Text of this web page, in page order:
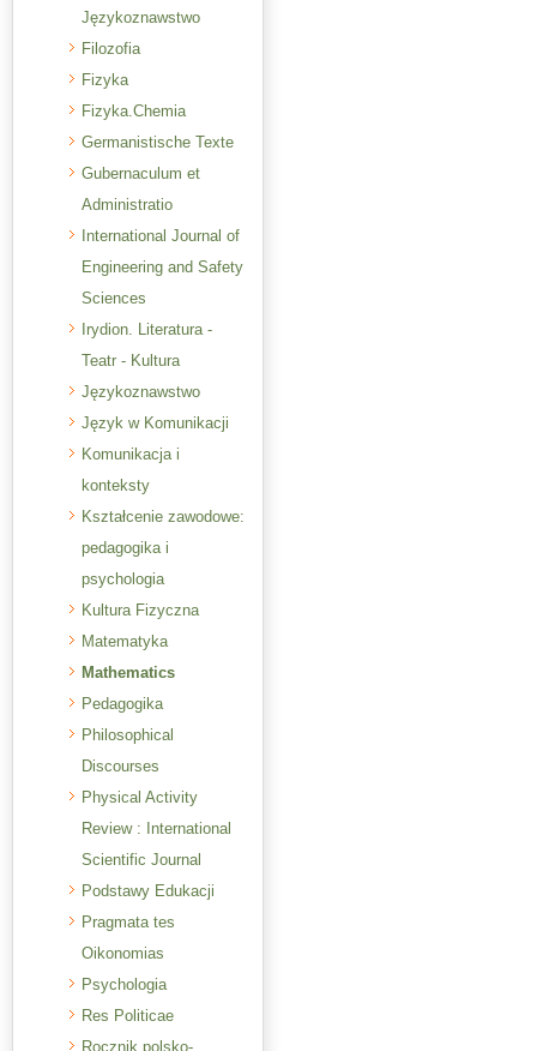
Językoznawstwo
Filozofia
Fizyka
Fizyka.Chemia
Germanistische Texte
Gubernaculum et
Administratio
International Journal of
Engineering and Safety
Sciences
Irydion. Literatura -
Teatr - Kultura
Językoznawstwo
Język w Komunikacji
Komunikacja i
konteksty
Kształcenie zawodowe:
pedagogika i
psychologia
Kultura Fizyczna
Matematyka
Mathematics
Pedagogika
Philosophical
Discourses
Physical Activity
Review : International
Scientific Journal
Podstawy Edukacji
Pragmata tes
Oikonomias
Psychologia
Res Politicae
Rocznik polsko-